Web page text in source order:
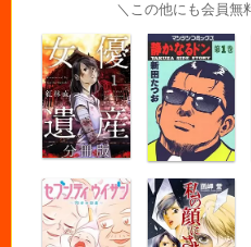
＼この他にも会員無